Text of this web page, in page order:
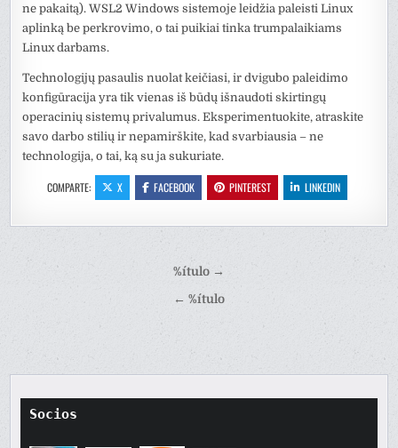
ne pakaitą). WSL2 Windows sistemoje leidžia paleisti Linux
aplinką be perkrovimo, o tai puikiai tinka trumpalaikiams
Linux darbams.
Technologijų pasaulis nuolat keičiasi, ir dvigubo paleidimo
konfigūracija yra tik vienas iš būdų išnaudoti skirtingų
operacinių sistemų privalumus. Eksperimentuokite, atraskite
savo darbo stilių ir nepamirškite, kad svarbiausia – ne
technologija, o tai, ką su ja sukuriate.
COMPARTE: X FACEBOOK PINTEREST LINKEDIN
%ítulo →
← %ítulo
Socios